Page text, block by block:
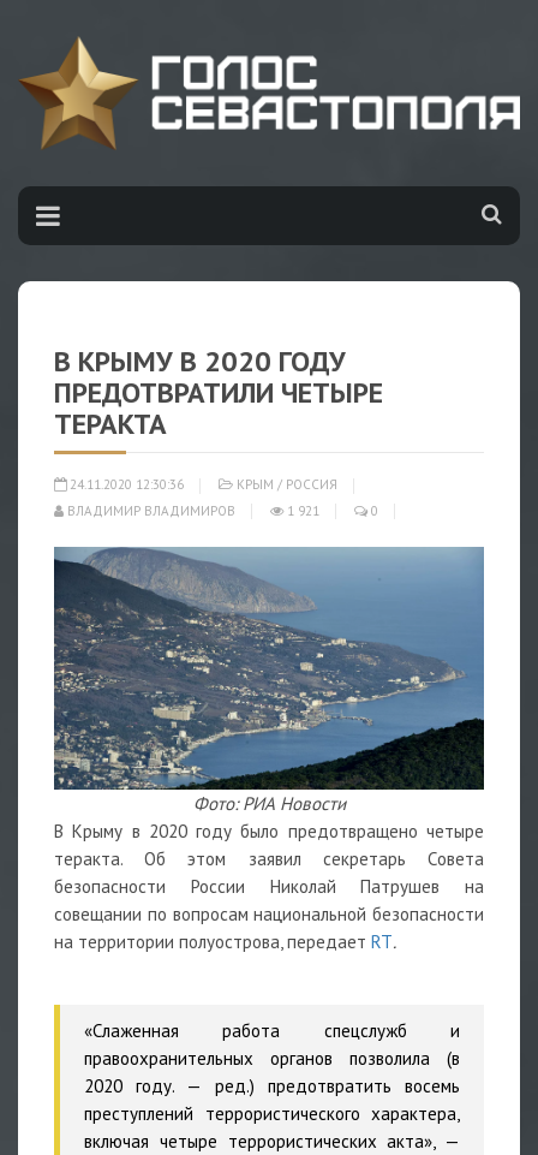
В КРЫМУ В 2020 ГОДУ
ПРЕДОТВРАТИЛИ ЧЕТЫРЕ
ТЕРАКТА
24.11.2020 12:30:36 КРЫМ / РОССИЯ
ВЛАДИМИР ВЛАДИМИРОВ
1 921 0
Фото: РИА Новости
В Крыму в 2020 году было предотвращено четыре
теракта. Об этом заявил секретарь Совета
безопасности России Николай Патрушев на
совещании по вопросам национальной безопасности
на территории полуострова, передает RT.
«Слаженная работа спецслужб и
правоохранительных органов позволила (в
2020 году. — ред.) предотвратить восемь
преступлений террористического характера,
включая четыре террористических акта», —